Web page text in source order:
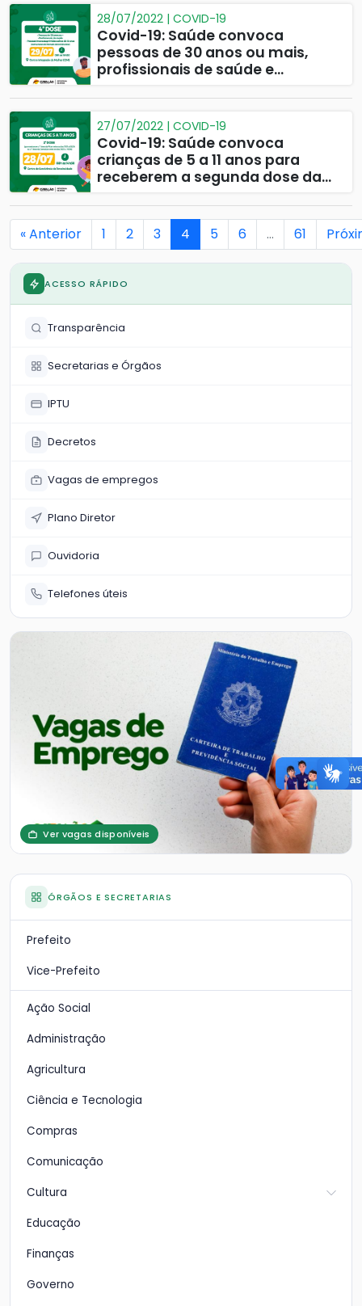
28/07/2022 | COVID-19
Covid-19: Saúde convoca
pessoas de 30 anos ou mais,
profissionais de saúde e
receberem a 4ª dose
27/07/2022 | COVID-19
Covid-19: Saúde convoca
crianças de 5 a 11 anos para
receberem a segunda dose da
« Anterior 1 2 3 4 5 6 … 61
ACESSO RÁPIDO
Transparência
Secretarias e Órgãos
IPTU
Decretos
Vagas de empregos
Plano Diretor
Ouvidoria
Telefones úteis
Ver vagas disponíveis
ÓRGÃOS E SECRETARIAS
Prefeito
Vice-Prefeito
Ação Social
Administração
Agricultura
Ciência e Tecnologia
Compras
Comunicação
Cultura
Educação
Finanças
Governo